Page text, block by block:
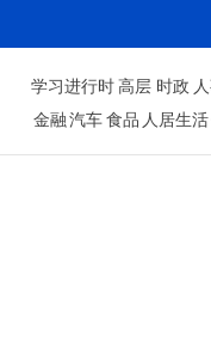
学习进行时 高层 时政
金融 汽车 食品 人居生活